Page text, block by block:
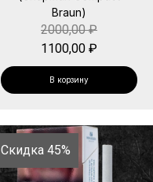
Braun)
2000,00₽
1100,00 ₽
В корзину
Скидка 45%